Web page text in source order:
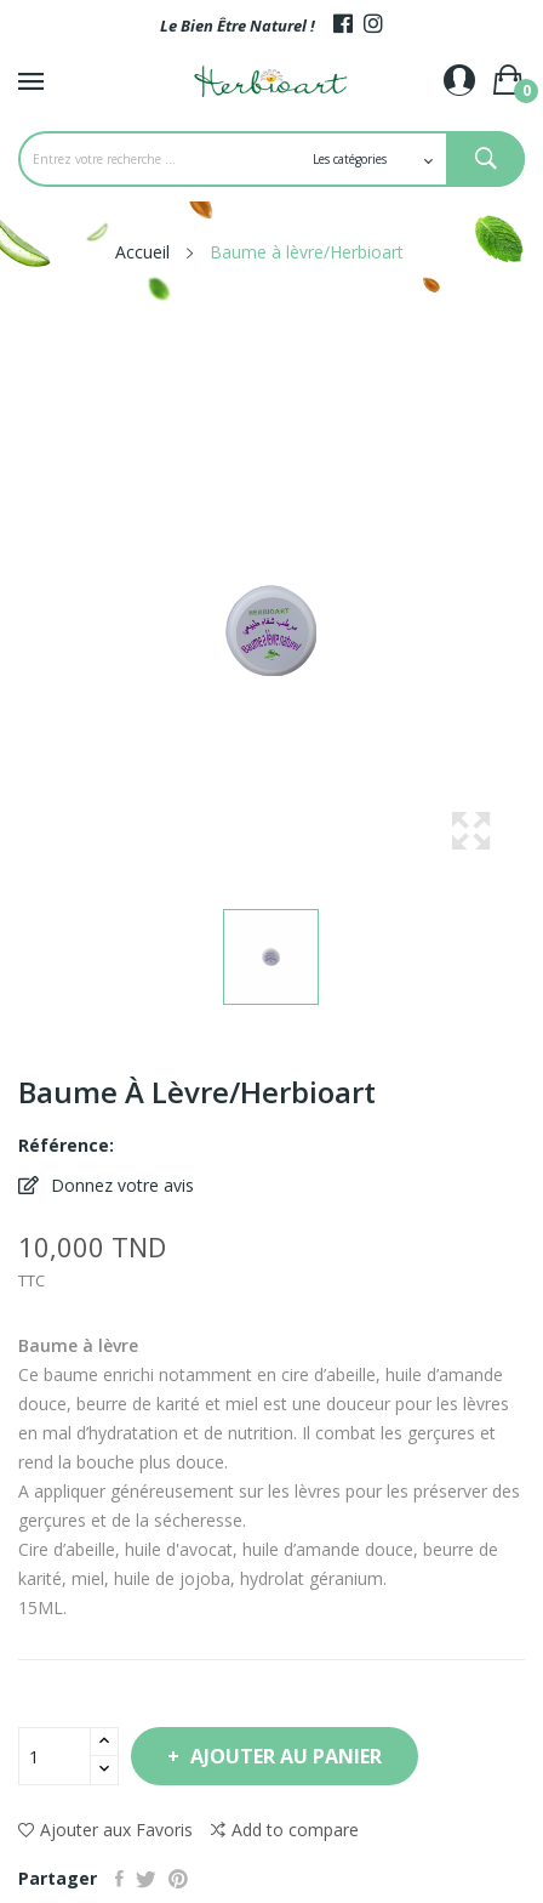
Le Bien Être Naturel !
0
Accueil Baume à lèvre/Herbioart
Baume À Lèvre/Herbioart
Référence:
Donnez votre avis
10,000 TND
TTC
Baume à lèvre
Ce baume enrichi notamment en cire d’abeille, huile d’amande
douce, beurre de karité et miel est une douceur pour les lèvres
en mal d’hydratation et de nutrition. Il combat les gerçures et
rend la bouche plus douce.
A appliquer généreusement sur les lèvres pour les préserver des
gerçures et de la sécheresse.
Cire d’abeille, huile d'avocat, huile d’amande douce, beurre de
karité, miel, huile de jojoba, hydrolat géranium.
15ML.
AJOUTER AU PANIER
Ajouter aux Favoris Add to compare
Partager